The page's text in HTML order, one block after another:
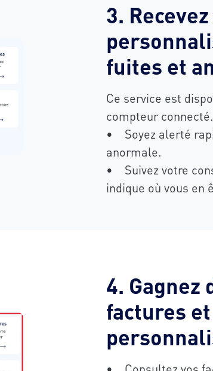
3.
fuites et
Ce service est
compteur connecté.
• Soyez alerté
anormale.
• Suivez votre
indique où vous en
4. Gagnez
factures